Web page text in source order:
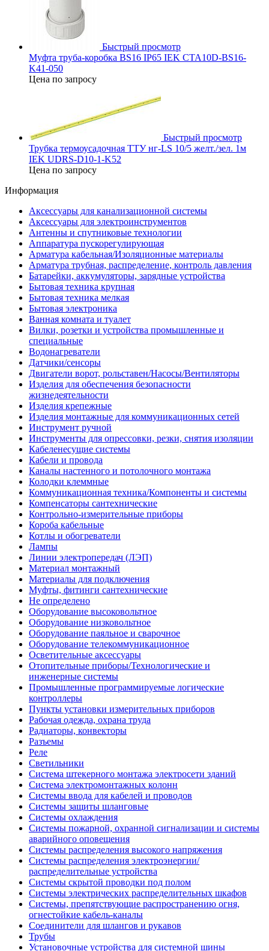
Быстрый просмотр
Муфта труба-коробка BS16 IP65 IEK CTA10D-BS16-
K41-050
Цена по запросу
Быстрый просмотр
Трубка термоусадочная ТТУ нг-LS 10/5 желт./зел. 1м
IEK UDRS-D10-1-K52
Цена по запросу
Информация
Аксессуары для канализационной системы
Аксессуары для электроинструментов
Антенны и спутниковые технологии
Аппаратура пускорегулирующая
Арматура кабельная/Изоляционные материалы
Арматура трубная, распределение, контроль давления
Батарейки, аккумуляторы, зарядные устройства
Бытовая техника крупная
Бытовая техника мелкая
Бытовая электроника
Ванная комната и туалет
Вилки, розетки и устройства промышленные и
специальные
Водонагреватели
Датчики/сенсоры
Двигатели ворот, рольставен/Насосы/Вентиляторы
Изделия для обеспечения безопасности
жизнедеятельности
Изделия крепежные
Изделия монтажные для коммуникационных сетей
Инструмент ручной
Инструменты для опрессовки, резки, снятия изоляции
Кабеленесущие системы
Кабели и провода
Каналы настенного и потолочного монтажа
Колодки клеммные
Коммуникационная техника/Компоненты и системы
Компенсаторы сантехнические
Контрольно-измерительные приборы
Короба кабельные
Котлы и обогреватели
Лампы
Линии электропередач (ЛЭП)
Материал монтажный
Материалы для подключения
Муфты, фитинги сантехнические
Не определено
Оборудование высоковольтное
Оборудование низковольтное
Оборудование паяльное и сварочное
Оборудование телекоммуникационное
Осветительные аксессуары
Отопительные приборы/Технологические и
инженерные системы
Промышленные программируемые логические
контроллеры
Пункты установки измерительных приборов
Рабочая одежда, охрана труда
Радиаторы, конвекторы
Разъемы
Реле
Светильники
Система штекерного монтажа электросети зданий
Система электромонтажных колонн
Системы ввода для кабелей и проводов
Системы защиты шланговые
Системы охлаждения
Системы пожарной, охранной сигнализации и системы
аварийного оповещения
Системы распределения высокого напряжения
Системы распределения электроэнергии/
распределительные устройства
Системы скрытой проводки под полом
Системы электрических распределительных шкафов
Системы, препятствующие распространению огня,
огнестойкие кабель-каналы
Соединители для шлангов и рукавов
Трубы
Установочные устройства для системной шины